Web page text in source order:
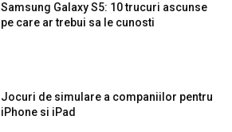
Samsung Galaxy S5: 10 trucuri ascunse
pe care ar trebui sa le cunosti
Jocuri de simulare a companiilor pentru
iPhone si iPad